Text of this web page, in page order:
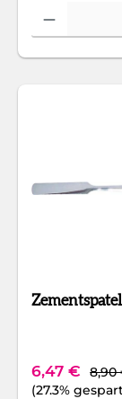
Produkt Anzahl:
6,47 €
8,90
(27.3%